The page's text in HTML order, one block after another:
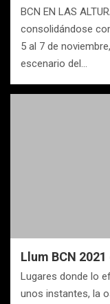
BCN EN LAS
consolidándose
5 al 7 de
escenario del…
Llum BCN
Lugares donde lo
unos instantes, la